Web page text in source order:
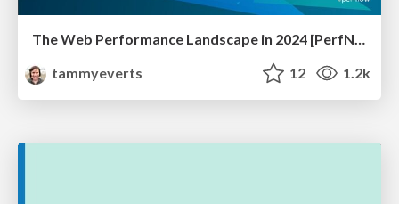
The Web Performance Landscape in 2024 [PerfNow 2024]
tammyeverts
12 1.2k